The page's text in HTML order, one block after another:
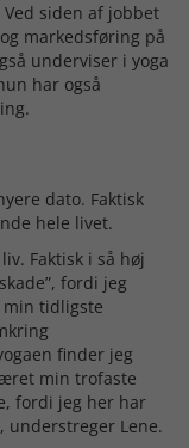
siden af jobbet
markedsføring på
underviser i yoga
har også
dato. Faktisk
hele livet.
Faktisk i så høj
fordi jeg
tidligste
finder jeg
min trofaste
fordi jeg her har
understreger Lene.